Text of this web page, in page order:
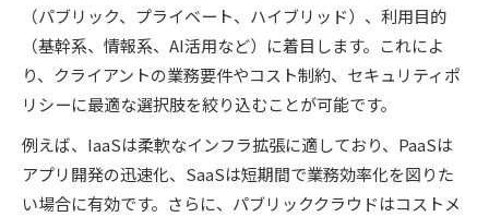
（パブリック、プライベート、ハイブリッド）、利用目的
（基幹系、情報系、AI活用など）に着目します。これによ
り、クライアントの業務要件やコスト制約、セキュリティポ
リシーに最適な選択肢を絞り込むことが可能です。
例えば、IaaSは柔軟なインフラ拡張に適しており、PaaSは
アプリ開発の迅速化、SaaSは短期間で業務効率化を図りた
い場合に有効です。さらに、パブリッククラウドはコストメ